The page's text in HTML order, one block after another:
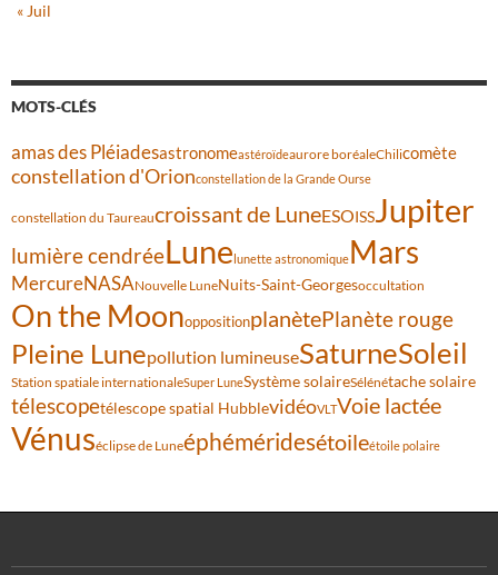
« Juil
MOTS-CLÉS
amas des Pléiadesastronomeastéroïdeaurore boréaleChilicomète
constellation d'Orionconstellation de la Grande Ourse
constellation du Taureaucroissant de LuneESOISSJupiter
lumière cendréeLune lunette astronomiqueMars
MercureNASANouvelle LuneNuits-Saint-Georgesoccultation
On the MoonoppositionplanètePlanète rouge
Pleine Lunepollution lumineuseSaturneSoleil
Station spatiale internationaleSuper LuneSystème solaireSélénétache solaire
télescopetélescope spatial HubblevidéoVLTVoie lactée
Vénuséclipse de Luneéphéméridesétoileétoile polaire